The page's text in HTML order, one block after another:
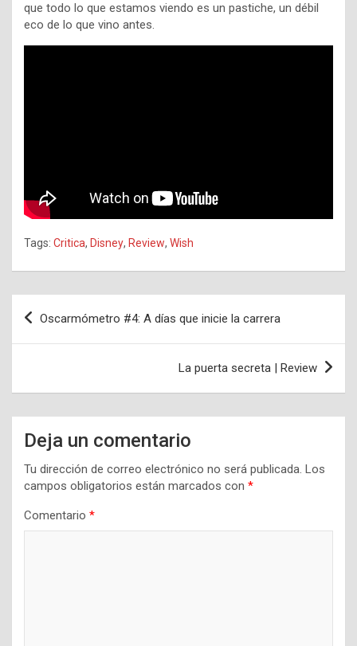
que todo lo que estamos viendo es un pastiche, un débil
eco de lo que vino antes.
Tags: Critica, Disney, Review, Wish
Navegación
de
Oscarmómetro #4: A días que inicie la carrera
La puerta secreta | Review
Deja un comentario
Tu dirección de correo electrónico no será publicada. Los
campos obligatorios están marcados con *
Comentario *